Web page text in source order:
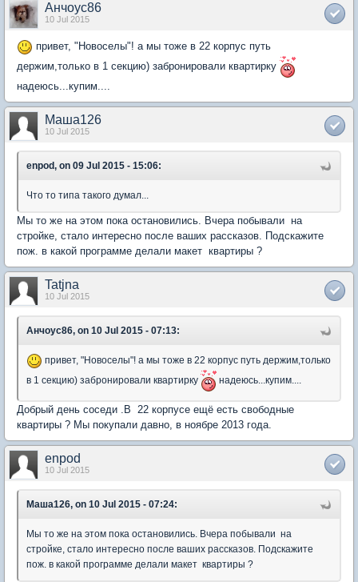
Анчоус86
10 Jul 2015
привет, "Новоселы"! а мы тоже в 22 корпус путь
держим,только в 1 секцию) забронировали квартирку
надеюсь...купим....
Маша126
10 Jul 2015
enpod, on 09 Jul 2015 - 15:06:
Что то типа такого думал...
Мы то же на этом пока остановились. Вчера побывали на
стройке, стало интересно после ваших рассказов. Подскажите
пож. в какой программе делали макет квартиры ?
Tatjna
10 Jul 2015
Анчоус86, on 10 Jul 2015 - 07:13:
привет, "Новоселы"! а мы тоже в 22 корпус путь держим,только
в 1 секцию) забронировали квартирку
надеюсь...купим....
Добрый день соседи .В 22 корпусе ещё есть свободные
квартиры ? Мы покупали давно, в ноябре 2013 года.
enpod
10 Jul 2015
Маша126, on 10 Jul 2015 - 07:24:
Мы то же на этом пока остановились. Вчера побывали на
стройке, стало интересно после ваших рассказов. Подскажите
пож. в какой программе делали макет квартиры ?